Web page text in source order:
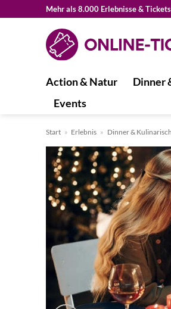
Mehr als 8.000 Erlebnisse & Tickets
Action & Natur Dinner
Events
Start » Erlebnis » Dinner &